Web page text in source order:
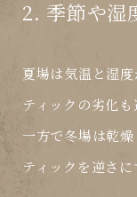
2. 季節や湿
夏場は気温と湿
ティックの劣化
一方で冬場は乾燥
ティックを逆さ